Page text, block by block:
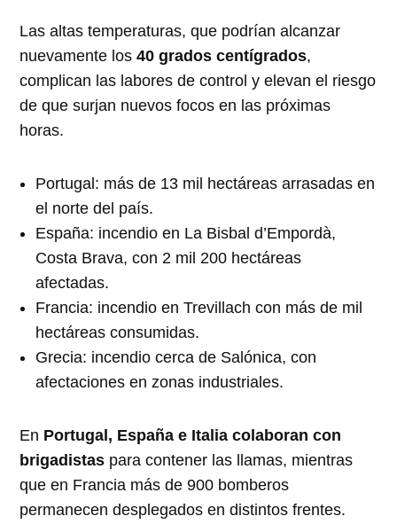
Las altas temperaturas, que podrían alcanzar
nuevamente los40 grados centígrados,
complican las labores de control y elevan el riesgo
de que surjan nuevos focos en las próximas
horas.
Portugal: más de 13 mil hectáreas arrasadas en
el norte del país.
España: incendio en La Bisbal d’Empordà,
Costa Brava, con 2 mil 200 hectáreas
afectadas.
Francia: incendio en Trevillach con más de mil
hectáreas consumidas.
Grecia: incendio cerca de Salónica, con
afectaciones en zonas industriales.
En Portugal, España e Italia colaboran con
brigadistas para contener las llamas, mientras
que en Francia más de 900 bomberos
permanecen desplegados en distintos frentes.